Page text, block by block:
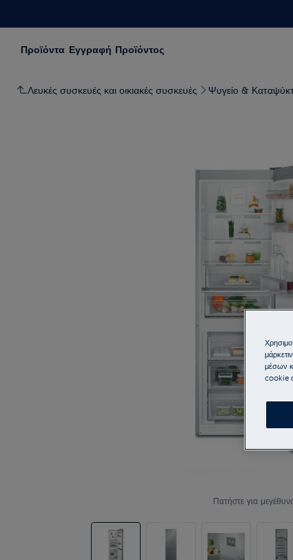
Προϊόντα Εγγραφή Προϊόντος
Λευκές συσκευές και οικιακές συσκευές Ψυγείο &
Πατήστε για
μέσων
cookie